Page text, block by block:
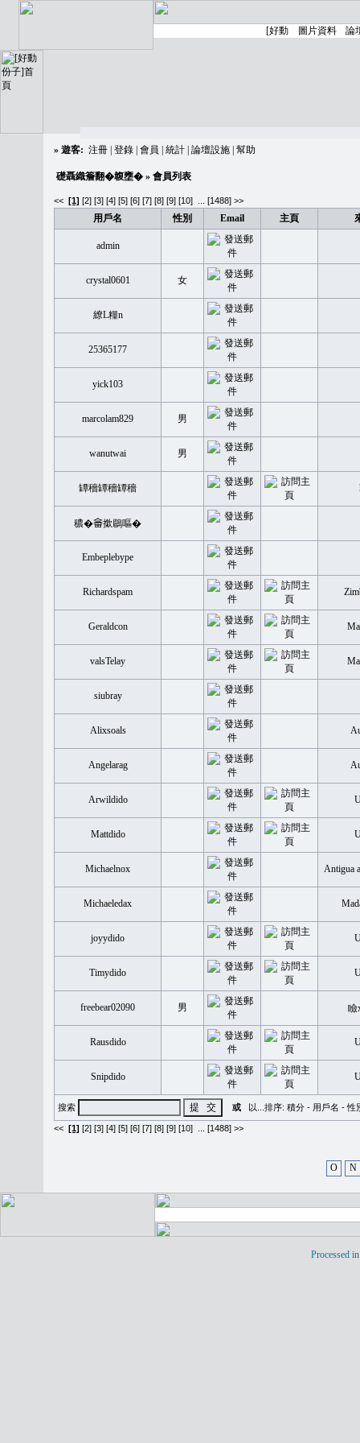
» 遊客: 注冊 登錄 會員 統計 論壇設施 幫助
礎聶織簷翻�䪖壅� » 會員列表
<< [1] [2] [3] [4] [5] [6] [7] [8] [9] [10] [1488] >>
用戶名 性別 Email 主頁
admin
crystal0601 女
繚L糧n
25365177
yick103
marcolam829 男
wanutwai 男
罈穡罈穡罈穡
穠�𤲞撳鶥嘔�
Embeplebype
Richardspam
Geraldcon
valsTelay
siubray
Alixsoals
Angelarag
Arwildido
Mattdido
Michaelnox Antigua
Michaeledax
joyydido
Timydido
freebear02090 男
Rausdido
Snipdido
搜索 或 以...排序: 積分 - 用戶名 -性
<< [1] [2] [3] [4] [5] [6] [7] [8] [9] [10] [1488] >>
O N
Processed